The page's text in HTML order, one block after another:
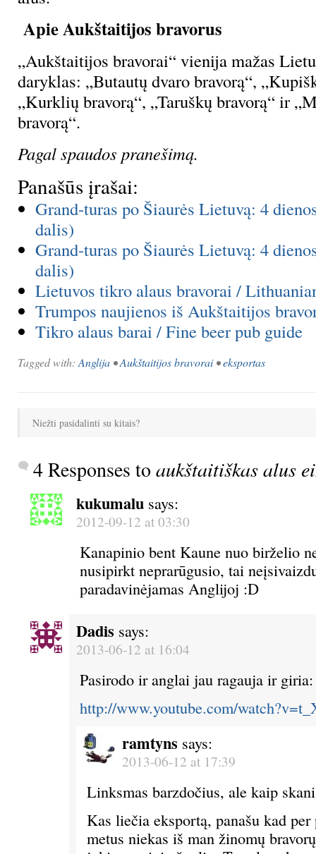
Apie Aukštaitijos bravorus
„Aukštaitijos bravorai“ vienija mažas
daryklas: „Butautų dvaro bravorą“,
„Kurklių bravorą“, „Taruškų bravorą“ ir
bravorą“.
Pagal spaudos pranešimą.
Panašūs įrašai:
Grand-turas po Šiaurės Lietuvą: 4
dalis)
Grand-turas po Šiaurės Lietuvą: 4
dalis)
Lietuvos tikro alaus bravorai /
Trumpos naujienos iš Aukštaitijos
Tikro alaus barai / Fine beer pub guide
Tagged with: Anglija •Aukštaitijos bravorai•eksportas
Niežti pasidalinti su kitais?
4 Responses toaukštaitiškas alus
kukumalu says:
2012-09-12 at 03:30
Kanapinio bent Kaune nuo birželio
nusipirkt neprarūgusio, tai
paradavinėjamas Anglijoj :D
Dadis says:
2013-06-12 at 16:04
Pasirodo ir anglai jau ragauja ir giria:
http://www.youtube.com/
ramtyns says:
2013-06-12 at 17:39
Linksmas barzdočius, ale kaip
Kas liečia eksportą, panašu kad
metus niekas iš man žinomų